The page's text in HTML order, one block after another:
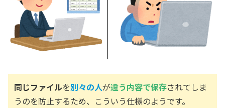
同じファイルを別々の人が違う内容で保存されてしま
うのを防止するため、こういう仕様のようです。